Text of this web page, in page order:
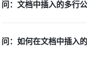
问：文档中插入的多行
问：如何在文档中插入